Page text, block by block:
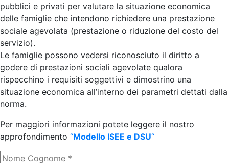
pubblici e privati per valutare la situazione economica
delle famiglie che intendono richiedere una prestazione
sociale agevolata (prestazione o riduzione del costo del
servizio).
Le famiglie possono vedersi riconosciuto il diritto a
godere di prestazioni sociali agevolate qualora
rispecchino i requisiti soggettivi e dimostrino una
situazione economica all’interno dei parametri dettati dalla
norma.
Per maggiori informazioni potete leggere il nostro
approfondimento “Modello ISEE e DSU“